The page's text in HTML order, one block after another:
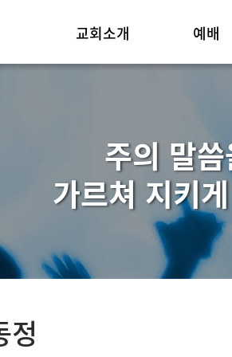
교회소개
예배안내
섬기는 이들
교회둘러보기/조직
예배
소그룹교재
기타
주의 말
가르쳐 지키
정